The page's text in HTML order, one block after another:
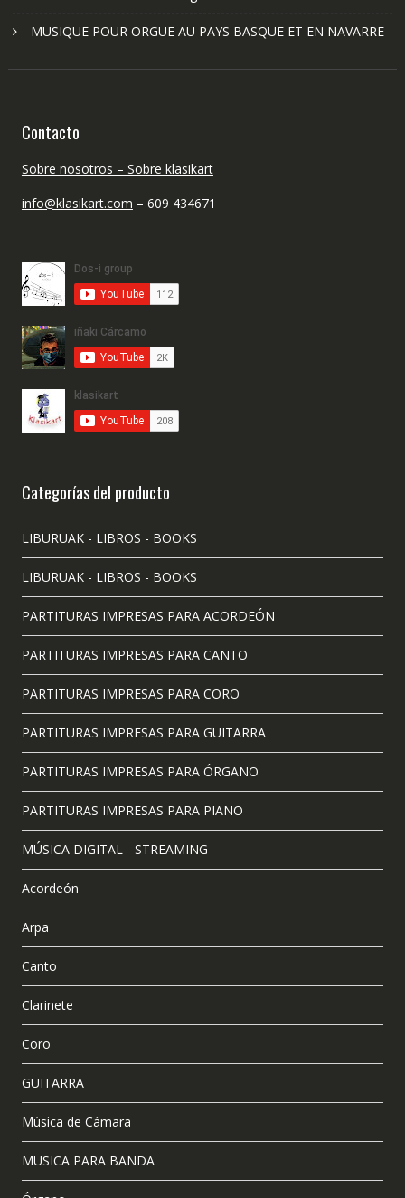
MUSIQUE POUR ORGUE AU PAYS BASQUE ET EN NAVARRE
Contacto
Sobre nosotros – Sobre klasikart
info@klasikart.com – 609 434671
Categorías del producto
LIBURUAK - LIBROS - BOOKS
LIBURUAK - LIBROS - BOOKS
PARTITURAS IMPRESAS PARA ACORDEÓN
PARTITURAS IMPRESAS PARA CANTO
PARTITURAS IMPRESAS PARA CORO
PARTITURAS IMPRESAS PARA GUITARRA
PARTITURAS IMPRESAS PARA ÓRGANO
PARTITURAS IMPRESAS PARA PIANO
MÚSICA DIGITAL - STREAMING
Acordeón
Arpa
Canto
Clarinete
Coro
GUITARRA
Música de Cámara
MUSICA PARA BANDA